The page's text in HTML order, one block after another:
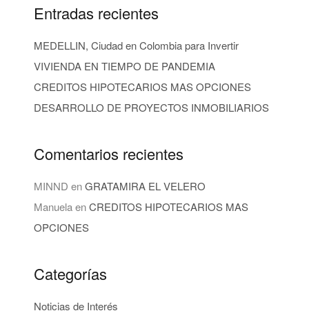
Entradas recientes
MEDELLIN, Ciudad en Colombia para Invertir
VIVIENDA EN TIEMPO DE PANDEMIA
CREDITOS HIPOTECARIOS MAS OPCIONES
DESARROLLO DE PROYECTOS INMOBILIARIOS
Comentarios recientes
MINND enGRATAMIRA EL VELERO
ManuelaenCREDITOS HIPOTECARIOS MAS
OPCIONES
Categorías
Noticias de Interés